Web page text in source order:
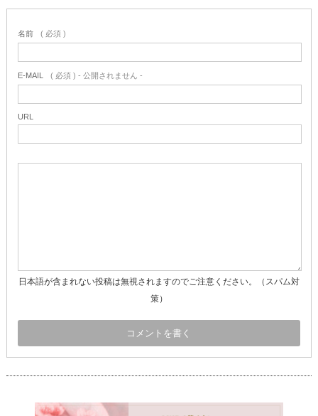
名前 ( 必須 )
E-MAIL ( 必須 ) - 公開されません -
URL
日本語が含まれない投稿は無視されますのでご注意ください。（スパム対
策）